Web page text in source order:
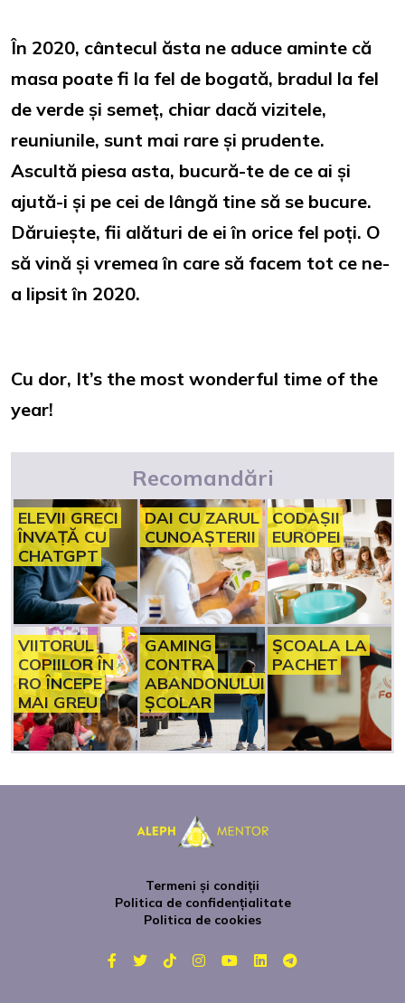
În 2020, cântecul ăsta ne aduce aminte că
masa poate fi la fel de bogată, bradul la fel
de verde și semeț, chiar dacă vizitele,
reuniunile, sunt mai rare și prudente.
Ascultă piesa asta, bucură-te de ce ai și
ajută-i și pe cei de lângă tine să se bucure.
Dăruiește, fii alături de ei în orice fel poți. O
să vină și vremea în care să facem tot ce ne-
a lipsit în 2020.
Cu dor, It’s the most wonderful time of the
year!
Recomandări
ELEVII GRECI
ÎNVAȚĂ CU
CHATGPT
DAI CU ZARUL
CUNOAȘTERII
CODAȘII
EUROPEI
VIITORUL
COPIILOR ÎN
RO ÎNCEPE
MAI GREU
GAMING
CONTRA
ABANDONULUI
ȘCOLAR
ȘCOALA LA
PACHET
Termeni și condiții
Politica de confidențialitate
Politica de cookies